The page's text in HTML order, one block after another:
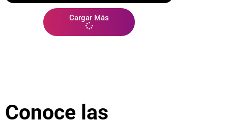
Cargar Más
Conoce las